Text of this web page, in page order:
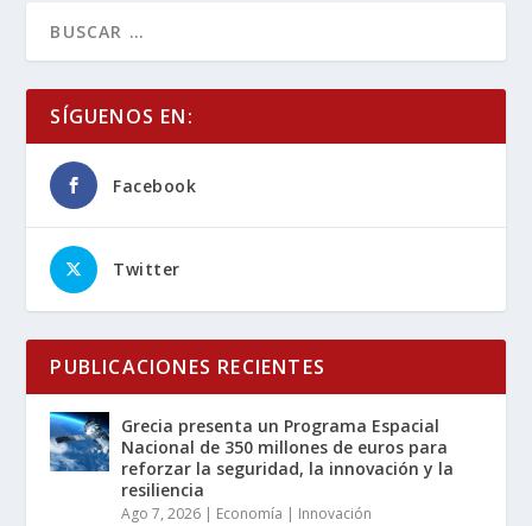
SÍGUENOS EN:
Facebook
Twitter
PUBLICACIONES RECIENTES
Grecia presenta un Programa Espacial
Nacional de 350 millones de euros para
reforzar la seguridad, la innovación y la
resiliencia
Ago 7, 2026 | Economía | Innovación